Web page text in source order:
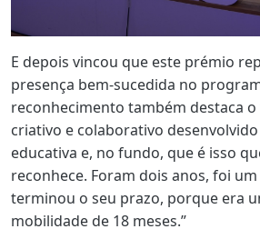
E depois vincou que este prémio
presença bem-sucedida no
reconhecimento também destaca o
criativo e colaborativo
educativa e, no fundo, que é isso
reconhece. Foram dois anos, foi
terminou o seu prazo, porque era
mobilidade de 18 meses.”